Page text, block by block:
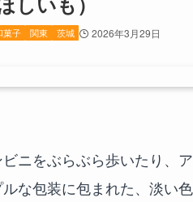
菓子 関東 茨城 2026年3月29日
ニをぶらぶら歩いたり、
な包装に包まれた、淡い